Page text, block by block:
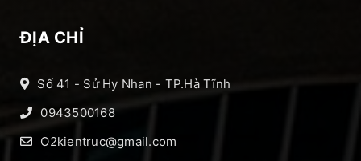
ĐỊA CHỈ
Số 41 - Sử Hy Nhan - TP.Hà Tĩnh
0943500168
O2kientruc@gmail.com